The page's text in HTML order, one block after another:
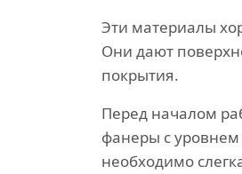
Эти материалы
Они дают
покрытия.
Перед началом
фанеры с уровнем
необходимо